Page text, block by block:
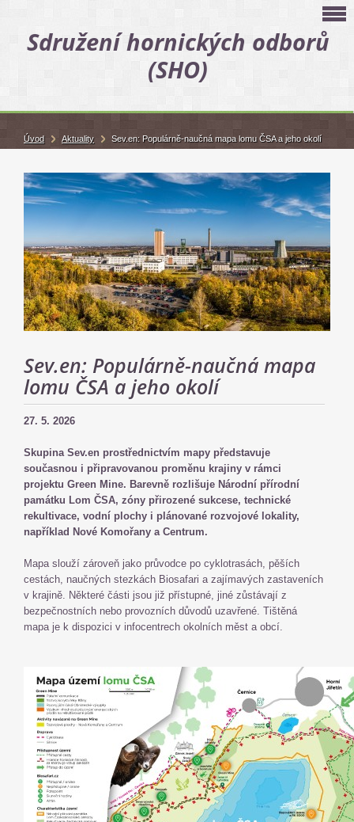
Sdružení hornických odborů
(SHO)
Sev.en: Populárně-naučná mapa
lomu ČSA a jeho okolí
27. 5. 2026
Skupina Sev.en prostřednictvím mapy představuje
současnou i připravovanou proměnu krajiny v rámci
projektu Green Mine. Barevně rozlišuje Národní přírodní
památku Lom ČSA, zóny přirozené sukcese, technické
rekultivace, vodní plochy i plánované rozvojové lokality,
například Nové Komořany a Centrum.
Mapa slouží zároveň jako průvodce po cyklotrasách, pěších
cestách, naučných stezkách Biosafari a zajímavých zastaveních
v krajině. Některé části jsou již přístupné, jiné zůstávají z
bezpečnostních nebo provozních důvodů uzavřené. Tištěná
mapa je k dispozici v infocentrech okolních měst a obcí.
Úvod Aktuality Sev.en: Populárně-naučná mapa lomu ČSA a jeho okolí